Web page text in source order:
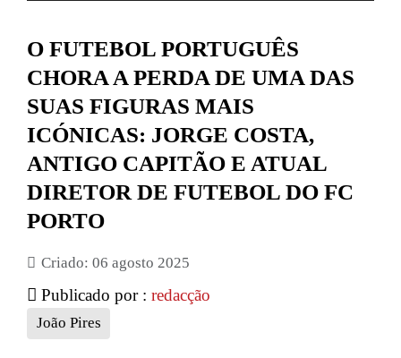
O FUTEBOL PORTUGUÊS
CHORA A PERDA DE UMA DAS
SUAS FIGURAS MAIS
ICÓNICAS: JORGE COSTA,
ANTIGO CAPITÃO E ATUAL
DIRETOR DE FUTEBOL DO FC
PORTO
Criado: 06 agosto 2025
Publicado por : redacção
João Pires